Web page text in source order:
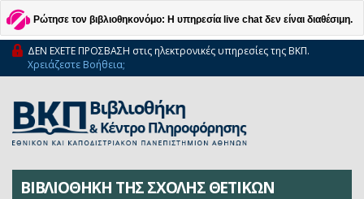
Ρώτησε τον βιβλιοθηκονόμο: Η υπηρεσία live chat δεν είναι διαθέσιμη.
ΔΕΝ ΕΧΕΤΕ ΠΡΟΣΒΑΣΗ στις ηλεκτρονικές υπηρεσίες της ΒΚΠ.
Χρειάζεστε Βοήθεια;
ΒΙΒΛΙΟΘΗΚΗ ΤΗΣ ΣΧΟΛΗΣ ΘΕΤΙΚΩΝ